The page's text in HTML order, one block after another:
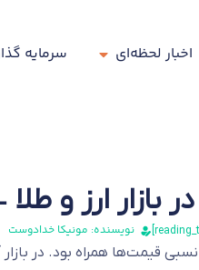
اخبار لحظه‌ای سرمایه
و طلا – ۷ اسفند ماه
نویسنده: مونیکا خدادوست